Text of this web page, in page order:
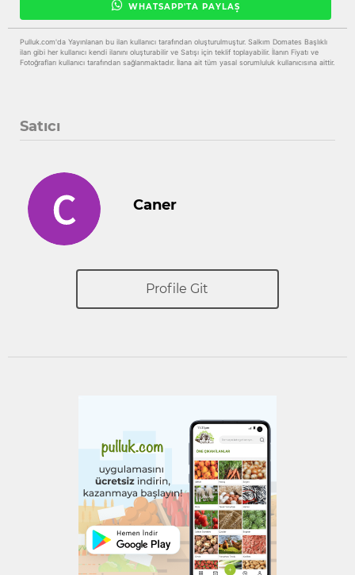
WHATSAPP'TA PAYLAŞ
Pulluk.com'da Yayınlanan bu ilan kullanıcı tarafından oluşturulmuştur. Salkım Domates Başlıklı
ilan gibi her kullanıcı kendi ilanını oluşturabilir ve Satışı için teklif toplayabilir. İlanın Fiyatı ve
Fotoğrafları kullanıcı tarafından sağlanmaktadır. İlana ait tüm yasal sorumluluk kullanıcısına aittir.
Satıcı
Caner
Profile Git